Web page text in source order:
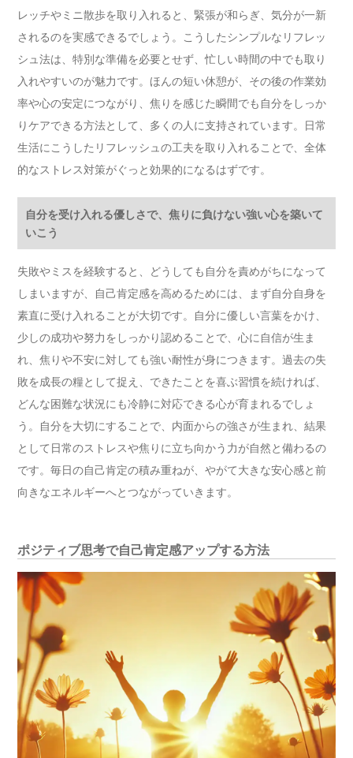
レッチやミニ散歩を取り入れると、緊張が和らぎ、気分が一新
されるのを実感できるでしょう。こうしたシンプルなリフレッ
シュ法は、特別な準備を必要とせず、忙しい時間の中でも取り
入れやすいのが魅力です。ほんの短い休憩が、その後の作業効
率や心の安定につながり、焦りを感じた瞬間でも自分をしっか
りケアできる方法として、多くの人に支持されています。日常
生活にこうしたリフレッシュの工夫を取り入れることで、全体
的なストレス対策がぐっと効果的になるはずです。
自分を受け入れる優しさで、焦りに負けない強い心を築いて
いこう
失敗やミスを経験すると、どうしても自分を責めがちになって
しまいますが、自己肯定感を高めるためには、まず自分自身を
素直に受け入れることが大切です。自分に優しい言葉をかけ、
少しの成功や努力をしっかり認めることで、心に自信が生ま
れ、焦りや不安に対しても強い耐性が身につきます。過去の失
敗を成長の糧として捉え、できたことを喜ぶ習慣を続ければ、
どんな困難な状況にも冷静に対応できる心が育まれるでしょ
う。自分を大切にすることで、内面からの強さが生まれ、結果
として日常のストレスや焦りに立ち向かう力が自然と備わるの
です。毎日の自己肯定の積み重ねが、やがて大きな安心感と前
向きなエネルギーへとつながっていきます。
ポジティブ思考で自己肯定感アップする方法